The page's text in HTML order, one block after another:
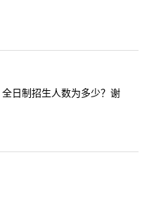
日制招生人数为多少？谢